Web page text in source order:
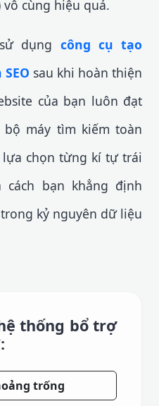
cùng hiệu quả.
dụng công cụ tạo
sau khi hoàn thiện
của bạn luôn đạt
bộ máy tìm kiếm toàn
chọn từng kí tự trái
bạn khẳng định
kỷ nguyên dữ liệu
thống bổ trợ
trống